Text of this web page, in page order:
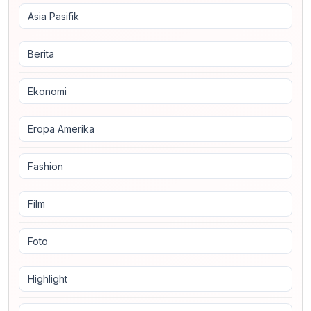
Asia Pasifik
Berita
Ekonomi
Eropa Amerika
Fashion
Film
Foto
Highlight